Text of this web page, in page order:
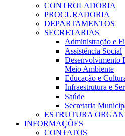
CONTROLADORIA
PROCURADORIA
DEPARTAMENTOS
SECRETARIAS
Administração e
Assistência Social
Desenvolvimento
Meio Ambiente
Educação e
Infraestrutura e
Saúde
Secretaria
ESTRUTURA
INFORMAÇÕES
CONTATOS